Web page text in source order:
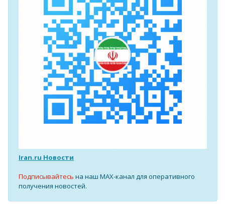
Iran.ru Новости
Подписывайтесь на наш MAX-канал для оперативного
получения новостей.